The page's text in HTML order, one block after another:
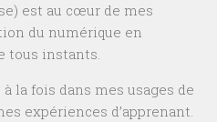
est au cœur de mes
du numérique en
tous instants.
la fois dans mes usages de
expériences d’apprenant.